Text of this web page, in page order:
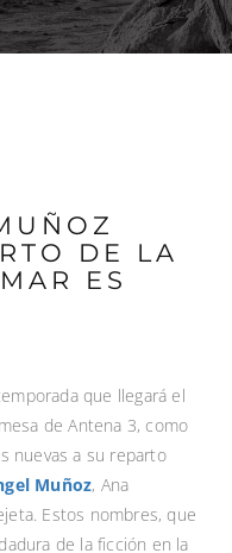
DE LA
ES
que llegará el
de Antena 3, como
nuevas a su reparto
Muñoz, Ana
Estos nombres, que
de la ficción en la